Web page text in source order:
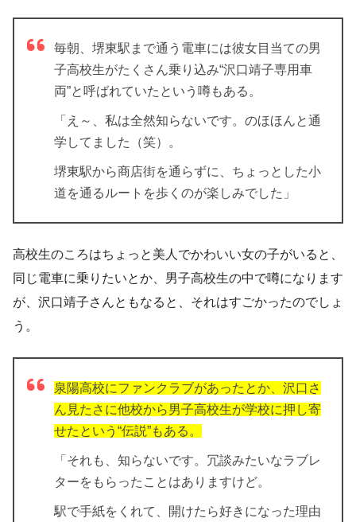
毎朝、堺東駅まで通う電車には彼女目当ての男
子高校生がたくさん乗り込み“沢口靖子専用車
両”と呼ばれていたという噂もある。
「え～、私は全然知らないです。のほほんと通
学してました（笑）。
堺東駅から商店街を通らずに、ちょっとした小
道を通るルートを歩くのが楽しみでした」
高校生のころはちょっと美人でかわいい女の子がいると、
同じ電車に乗りたいとか、男子高校生の中で噂になります
が、沢口靖子さんともなると、それはすごかったのでしょ
う。
泉陽高校にファンクラブがあったとか、沢口さ
ん見たさに他校から男子高校生が学校に押し寄
せたという“伝説”もある。
「それも、知らないです。冗談みたいなラブレ
ターをもらったことはありますけど。
駅で手紙をくれて、開けたら好きになった理由